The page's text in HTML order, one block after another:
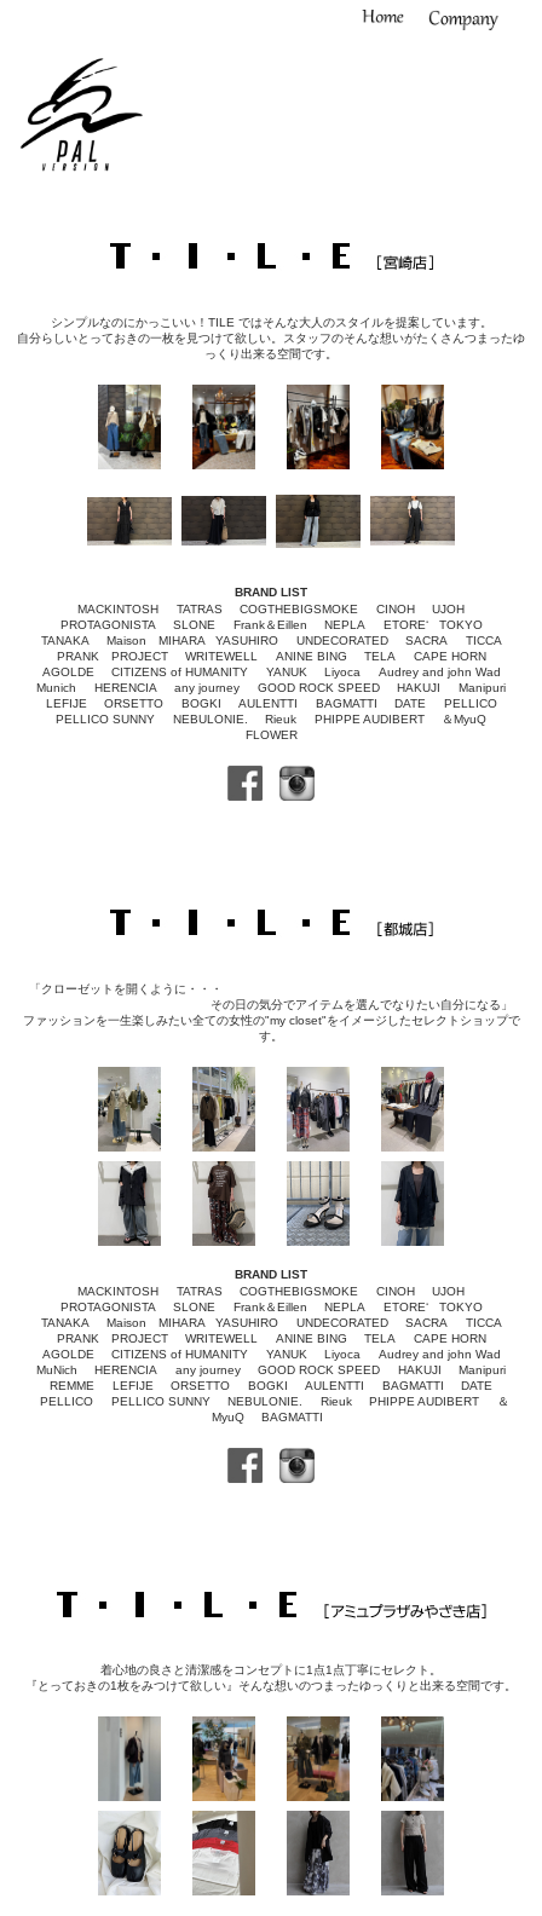
シンプルなのにかっこいい！TILE ではそんな大人のスタイルを提案しています。
自分らしいとっておきの一枚を見つけて欲しい。スタッフのそんな想いがたくさんつまったゆ
っくり出来る空間です。
BRAND LIST
MACKINTOSH
TATRAS COGTHEBIGSMOKE CINOH
UJOH
PROTAGONISTA
SLONE Frank＆Eillen NEPLA
ETORE‘ TOKYO
TANAKA
Maison MIHARA YASUHIRO UNDECORATED SACRA
TICCA
PRANK PROJECT
WRITEWELL ANINE BING TELA
CAPE HORN
AGOLDE
CITIZENS of HUMANITY YANUK Liyoca
Audrey and john Wad
Munich
HERENCIA any journey GOOD ROCK SPEED HAKUJI
Manipuri
LEFIJE
ORSETTO BOGKI AULENTTI BAGMATTI DATE
PELLICO
PELLICO SUNNY
NEBULONIE. Rieuk PHIPPE AUDIBERT
＆MyuQ
FLOWER
「クローゼットを開くように・・・
その日の気分でアイテムを選んでなりたい自分になる」
ファッションを一生楽しみたい全ての女性の"my closet"をイメージしたセレクトショップで
す。
BRAND LIST
MACKINTOSH
TATRAS COGTHEBIGSMOKE CINOH
UJOH
PROTAGONISTA
SLONE Frank＆Eillen NEPLA
ETORE‘ TOKYO
TANAKA
Maison MIHARA YASUHIRO UNDECORATED SACRA
TICCA
PRANK PROJECT
WRITEWELL ANINE BING TELA
CAPE HORN
AGOLDE
CITIZENS of HUMANITY YANUK Liyoca
Audrey and john Wad
MuNich
HERENCIA any journey GOOD ROCK SPEED HAKUJI
Manipuri
REMME
LEFIJE ORSETTO BOGKI AULENTTI BAGMATTI
DATE
PELLICO
PELLICO SUNNY NEBULONIE. Rieuk PHIPPE AUDIBERT
＆
MyuQ
BAGMATTI
着心地の良さと清潔感をコンセプトに1点1点丁寧にセレクト。
『とっておきの1枚をみつけて欲しい』そんな想いのつまったゆっくりと出来る空間です。